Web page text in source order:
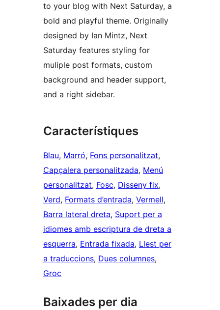
to your blog with Next Saturday, a
bold and playful theme. Originally
designed by Ian Mintz, Next
Saturday features styling for
muliple post formats, custom
background and header support,
and a right sidebar.
Característiques
Blau, Marró, Fons personalitzat
Capçalera personalitzada, Menú
personalitzat, Fosc, Disseny fix
Verd, Formats d’entrada, Vermell
Barra lateral dreta, Suport per a
idiomes amb escriptura de dreta a
esquerra, Entrada fixada, Llest per
a traduccions, Dues columnes
Groc
Baixades per dia